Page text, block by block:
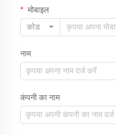
मोबाइल
कोड
नाम
कंपनी का नाम